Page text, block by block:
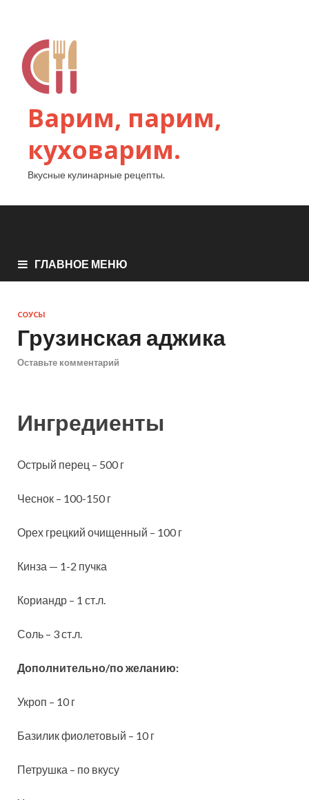
Варим, парим,
куховарим.
Вкусные кулинарные рецепты.
ГЛАВНОЕ МЕНЮ
СОУСЫ
Грузинская аджика
Оставьте комментарий
Ингредиенты
Острый перец – 500 г
Чеснок – 100-150 г
Орех грецкий очищенный – 100 г
Кинза — 1-2 пучка
Кориандр – 1 ст.л.
Соль – 3 ст.л.
Дополнительно/по желанию:
Укроп – 10 г
Базилик фиолетовый – 10 г
Петрушка – по вкусу